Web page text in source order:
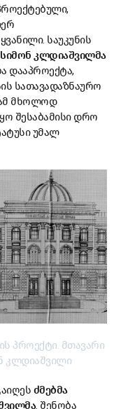
საუკუნის
სიმონ კლდიაშვილმა
დააპროექტა,
სათავადაზნაურო
მხოლოდ
შესაბამისი დრო
უმალ
პროექტი. მთავარი
კლდიაშვილი
ძმებმა
. შენობა